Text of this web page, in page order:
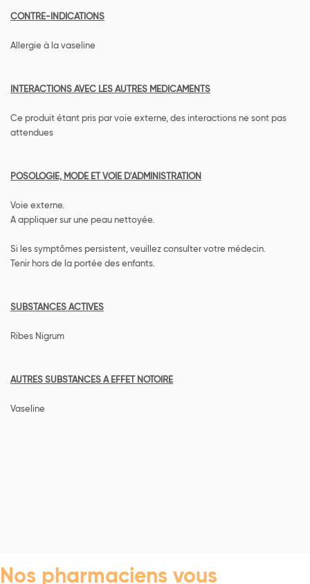
CONTRE-INDICATIONS
Allergie à la vaseline
INTERACTIONS AVEC LES AUTRES MEDICAMENTS
Ce produit étant pris par voie externe, des interactions ne sont pas
attendues
POSOLOGIE, MODE ET VOIE D'ADMINISTRATION
Voie externe.
A appliquer sur une peau nettoyée.
Si les symptômes persistent, veuillez consulter votre médecin.
Tenir hors de la portée des enfants.
SUBSTANCES ACTIVES
Ribes Nigrum
AUTRES SUBSTANCES A EFFET NOTOIRE
Vaseline
Nos pharmaciens vous